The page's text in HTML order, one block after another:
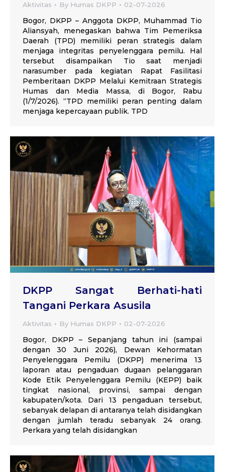
Aktivitas By Humas DKPP 02-07-2026
Bogor, DKPP – Anggota DKPP, Muhammad Tio
Aliansyah, menegaskan bahwa Tim Pemeriksa
Daerah (TPD) memiliki peran strategis dalam
menjaga integritas penyelenggara pemilu. Hal
tersebut disampaikan Tio saat menjadi
narasumber pada kegiatan Rapat Fasilitasi
Pemberitaan DKPP Melalui Kemitraan Strategis
Humas dan Media Massa, di Bogor, Rabu
(1/7/2026). “TPD memiliki peran penting dalam
menjaga kepercayaan publik. TPD
DKPP Sangat Berhati-hati
Tangani Perkara Asusila
Aktivitas By Humas DKPP 02-07-2026
Bogor, DKPP – Sepanjang tahun ini (sampai
dengan 30 Juni 2026), Dewan Kehormatan
Penyelenggara Pemilu (DKPP) menerima 13
laporan atau pengaduan dugaan pelanggaran
Kode Etik Penyelenggara Pemilu (KEPP) baik
tingkat nasional, provinsi, sampai dengan
kabupaten/kota. Dari 13 pengaduan tersebut,
sebanyak delapan di antaranya telah disidangkan
dengan jumlah teradu sebanyak 24 orang.
Perkara yang telah disidangkan